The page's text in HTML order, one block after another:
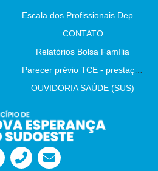
Escala dos Profissionais Departamento De Saúde
CONTATO
Relatórios Bolsa Família
Parecer prévio TCE - prestação de contas
OUVIDORIA SAÚDE (SUS)